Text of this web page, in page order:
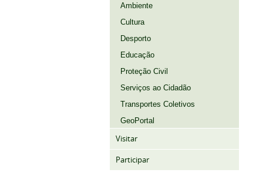
Ambiente
Cultura
Desporto
Educação
Proteção Civil
Serviços ao Cidadão
Transportes Coletivos
GeoPortal
Visitar
Participar